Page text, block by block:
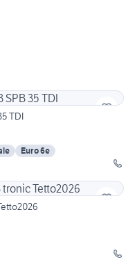
TDI
Euro 6e